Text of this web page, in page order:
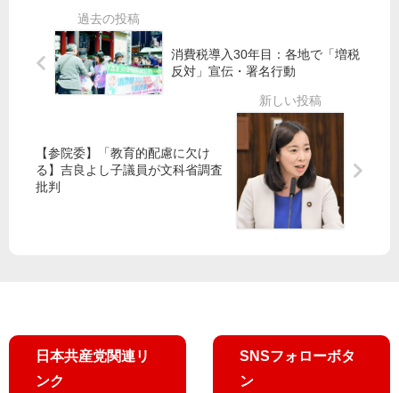
盛
り
土
な
付
け
委
平
等
実
現
共
産
し
会
委
で
検
消費税導入30年目：各地で「増税
反対」宣伝・署名行動
【参院委】「教育的配慮に欠け
る】吉良よし子議員が文科省調査
批判
日本共産党関連リ
ンク
SNSフォローボタ
ン